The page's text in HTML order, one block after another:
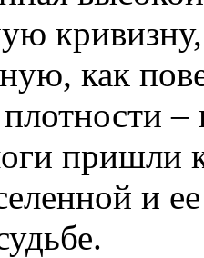
как
пришли
и